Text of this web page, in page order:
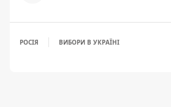
РОСІЯ ВИБОРИ В УКРАЇНІ